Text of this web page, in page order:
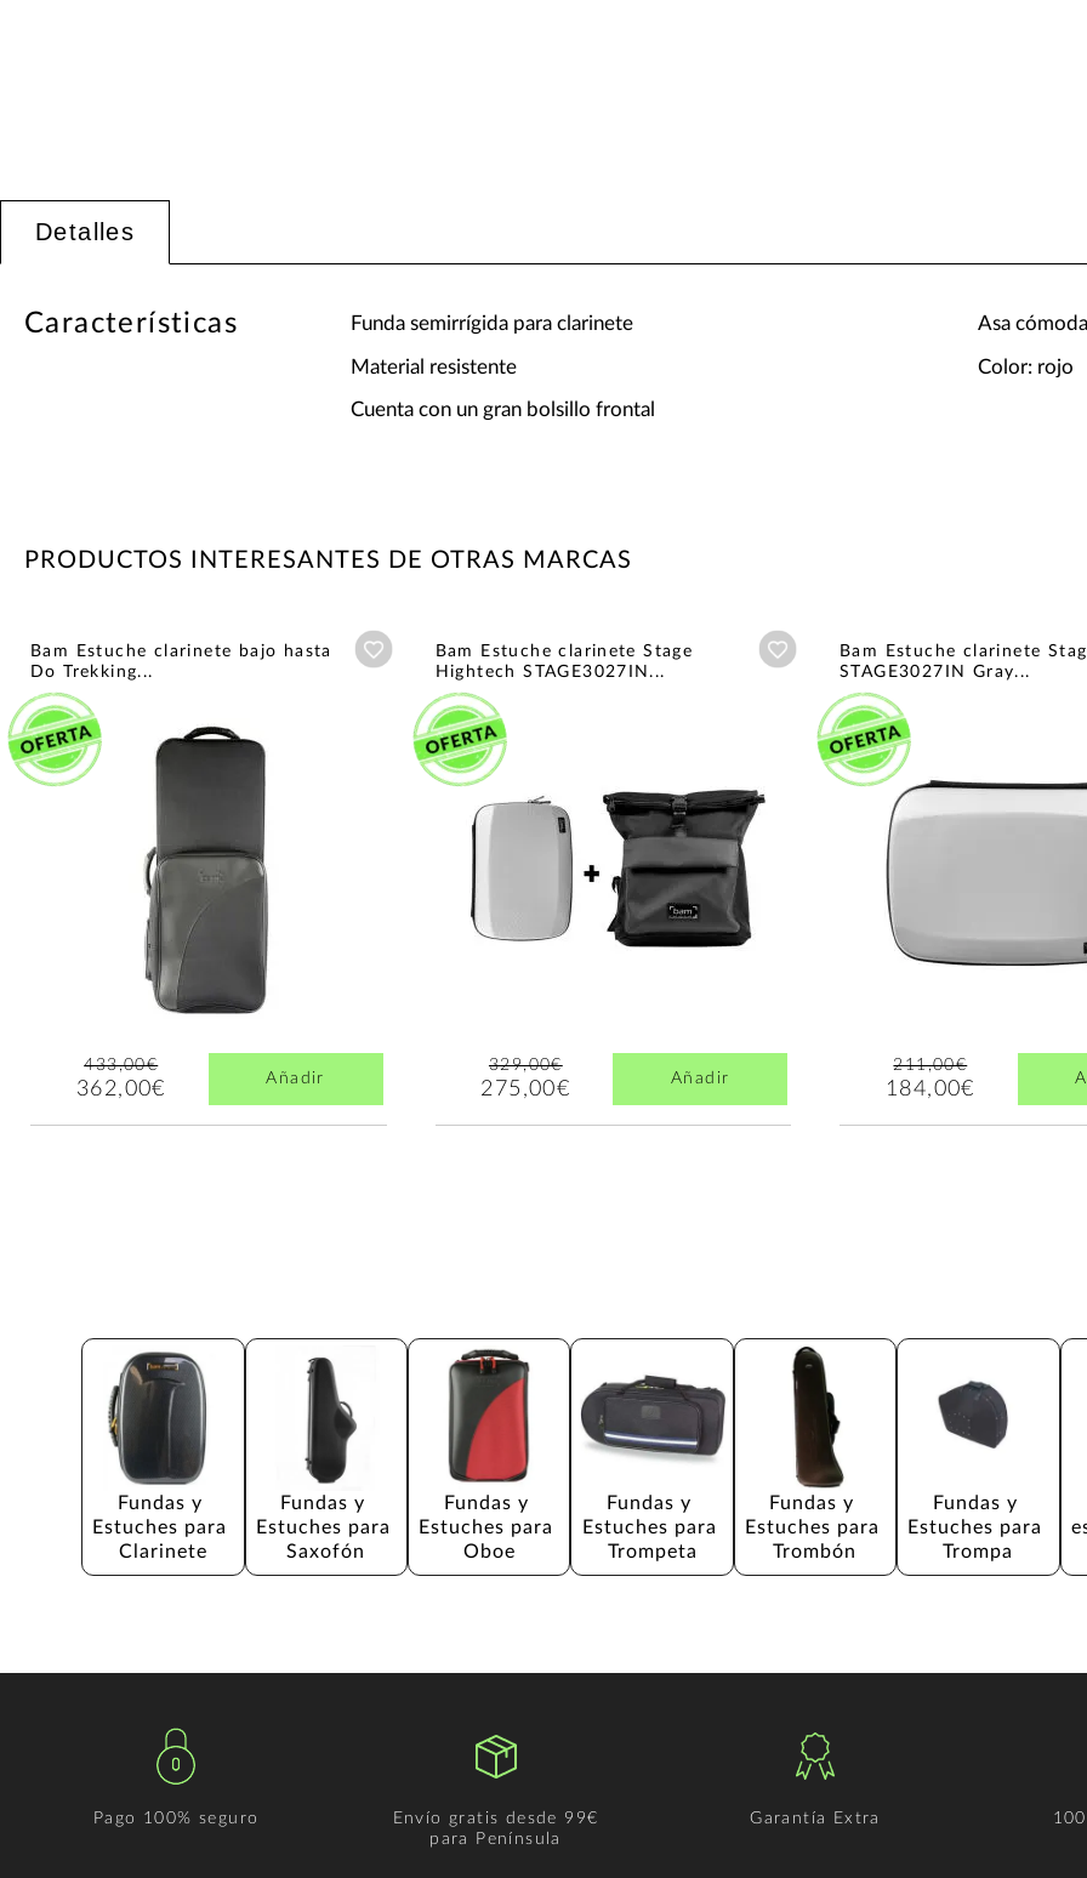
Detalles
Características Funda semirrígida para clarinete
Material resistente
Cuenta con un gran bolsillo frontal
Asa cómoda
Color: rojo
PRODUCTOS INTERESANTES DE OTRAS MARCAS
Bam Estuche clarinete bajo hasta
Do Trekking...
Añadir a wishlist
433,00€
362,00€ Añadir
Bam Estuche clarinete Stage
Hightech STAGE3027IN...
Añadir a wishlist
329,00€
275,00€ Añadir
Bam Estuche clarinete
STAGE3027IN Gray...
211,00€
184,00€
Fundas y
Estuches para
Clarinete
Fundas y
Estuches para
Saxofón
Fundas y
Estuches para
Oboe
Fundas y
Estuches para
Trompeta
Fundas y
Estuches para
Trombón
Fundas y
Estuches para
Trompa
Pago 100% seguro
Envío gratis desde 99€
para Península
Garantía Extra